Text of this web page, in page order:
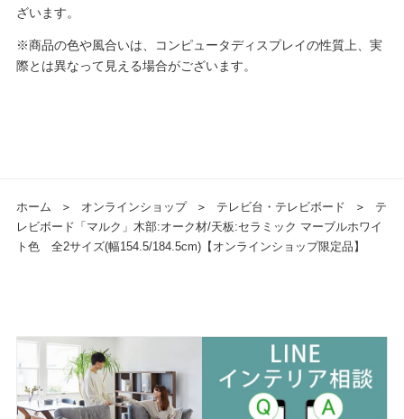
ざいます。
※商品の色や風合いは、コンピュータディスプレイの性質上、実
際とは異なって見える場合がございます。
ホーム ＞ オンラインショップ ＞ テレビ台・テレビボード ＞
テ
レビボード「マルク」木部:オーク材/天板:セラミック マーブルホワイ
ト色 全2サイズ(幅154.5/184.5cm)【オンラインショップ限定品】